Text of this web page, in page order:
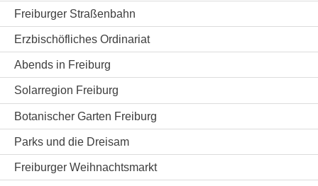
Freiburger Straßenbahn
Erzbischöfliches Ordinariat
Abends in Freiburg
Solarregion Freiburg
Botanischer Garten Freiburg
Parks und die Dreisam
Freiburger Weihnachtsmarkt